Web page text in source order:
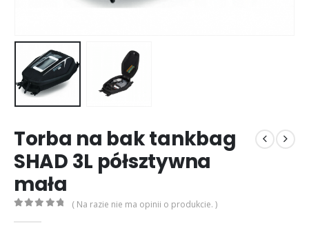
Torba na bak tankbag
SHAD 3L półsztywna
mała
( Na razie nie ma opinii o produkcie. )
out of 5
0 out of 5
299,00